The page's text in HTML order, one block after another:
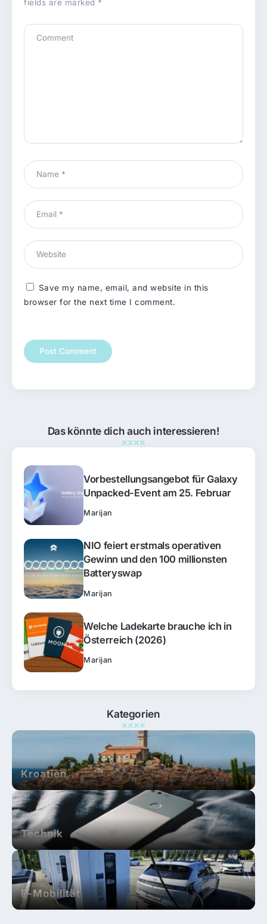
fields are marked *
Save my name, email, and website in this
browser for the next time I comment.
Das könnte dich auch interessieren!
Vorbestellungsangebot für Galaxy
Unpacked-Event am 25. Februar
Marijan
NIO feiert erstmals operativen
Gewinn und den 100 millionsten
Batteryswap
Marijan
Welche Ladekarte brauche ich in
Österreich (2026)
Marijan
Kategorien
Kroatien
Technik
E-Mobilität